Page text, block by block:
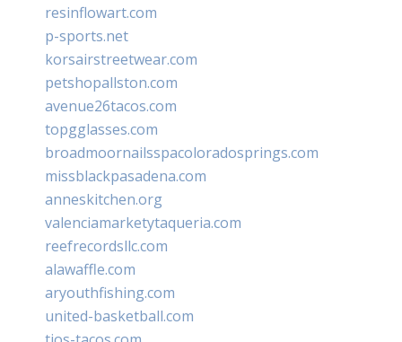
resinflowart.com
p-sports.net
korsairstreetwear.com
petshopallston.com
avenue26tacos.com
topgglasses.com
broadmoornailsspacoloradosprings.com
missblackpasadena.com
anneskitchen.org
valenciamarketytaqueria.com
reefrecordsllc.com
alawaffle.com
aryouthfishing.com
united-basketball.com